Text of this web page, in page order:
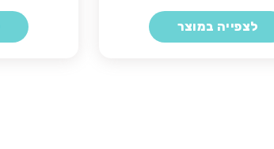
לצפייה במוצר